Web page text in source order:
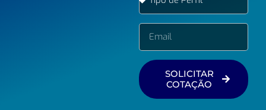
SOLICITAR
COTAÇÃO